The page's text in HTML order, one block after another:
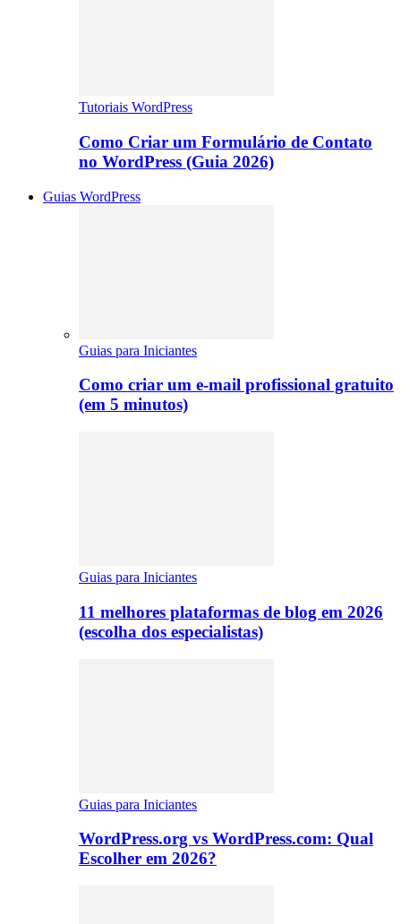
Tutoriais WordPress
Como Criar um Formulário de Contato
no WordPress (Guia 2026)
Guias WordPress
Guias para Iniciantes
Como criar um e-mail profissional gratuito
(em 5 minutos)
Guias para Iniciantes
11 melhores plataformas de blog em 2026
(escolha dos especialistas)
Guias para Iniciantes
WordPress.org vs WordPress.com: Qual
Escolher em 2026?